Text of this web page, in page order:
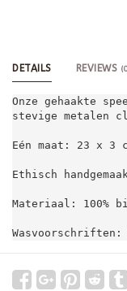
DETAILS REVIEWS
Onze gehaakte
stevige metalen
Eén maat: 23 x 3
Ethisch
Materiaal: 100%
Wasvoorschriften: